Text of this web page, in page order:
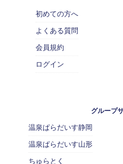
初めての方へ
よくある質問
会員規約
ログイン
グループ
温泉ぱらだいす静岡
温泉ぱらだいす山形
ちゅらとく